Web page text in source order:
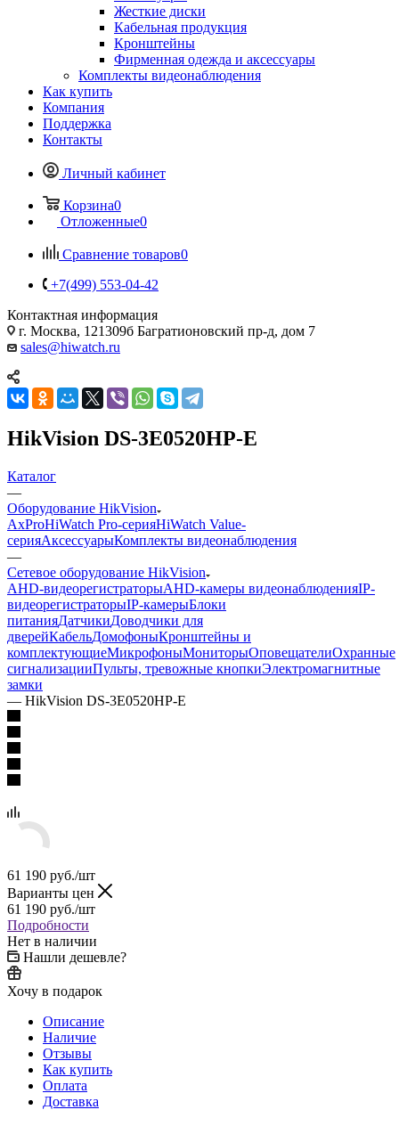
Жесткие диски
Кабельная продукция
Кронштейны
Фирменная одежда и аксессуары
Комплекты видеонаблюдения
Как купить
Компания
Поддержка
Контакты
Личный кабинет
Корзина0
Отложенные0
Сравнение товаров0
+7(499) 553-04-42
Контактная информация
г. Москва, 121309б Багратионовский пр-д, дом 7
sales@hiwatch.ru
HikVision DS-3E0520HP-E
Каталог
—
Оборудование HikVision
AxProHiWatch Pro-серияHiWatch Value-
серияАксессуарыКомплекты видеонаблюдения
—
Сетевое оборудование HikVision
AHD-видеорегистраторыAHD-камеры видеонаблюденияIP-
видеорегистраторыIP-камерыБлоки
питанияДатчикиДоводчики для
дверейКабельДомофоныКронштейны и
комплектующиеМикрофоныМониторыОповещателиОхранные
сигнализацииПульты, тревожные кнопкиЭлектромагнитные
замки
— HikVision DS-3E0520HP-E
61 190 руб./шт
Варианты цен
61 190 руб./шт
Подробности
Нет в наличии
Нашли дешевле?
Хочу в подарок
Описание
Наличие
Отзывы
Как купить
Оплата
Доставка